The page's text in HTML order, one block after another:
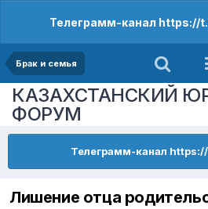
Телеграмм-канал https://
Брак и семья
КАЗАХСТАНСКИЙ
ФОРУМ
Телеграмм-канал
Лишение отца